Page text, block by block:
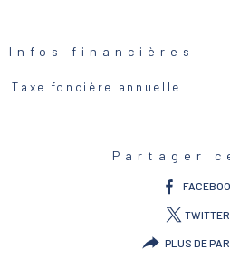
Infos financières
Caractéristiques Valeurs
Taxe foncière annuelle
Partager
TWITTER
PLUS DE